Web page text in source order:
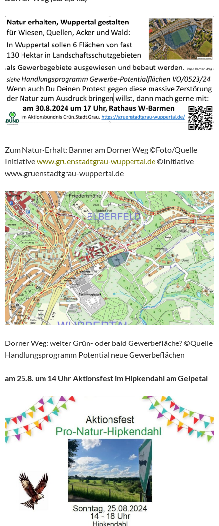
Zum Natur-Erhalt: Banner am Dorner Weg ©Foto/Quelle
Initiativewww.gruenstadtgrau-wuppertal.de©Initiative
www.gruenstadtgrau-wuppertal.de
Dorner Weg: weiter Grün- oder bald Gewerbefläche? ©Quelle
Handlungsprogramm Potential neue Gewerbeflächen
am 25.8. um 14 Uhr Aktionsfest im Hipkendahl am Gelpetal